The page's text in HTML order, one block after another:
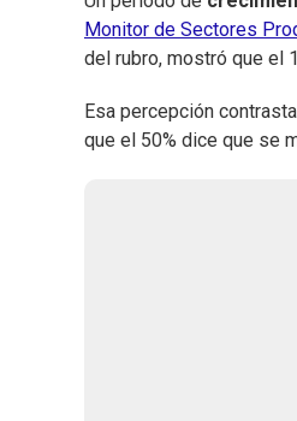
Monitor de Sectores
del rubro, mostró que el
Esa percepción
que el 50% dice que se